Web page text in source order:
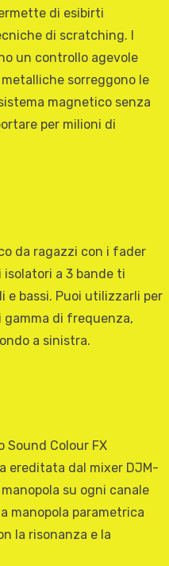
di esibirti
di scratching. I
un controllo agevole
sorreggono le
magnetico senza
per milioni di
da ragazzi con i fader
a 3 bande ti
e bassi. Puoi utilizzarli per
di frequenza,
a sinistra.
Sound Colour FX
ereditata dal mixer DJM-
su ogni canale
manopola parametrica
la risonanza e la